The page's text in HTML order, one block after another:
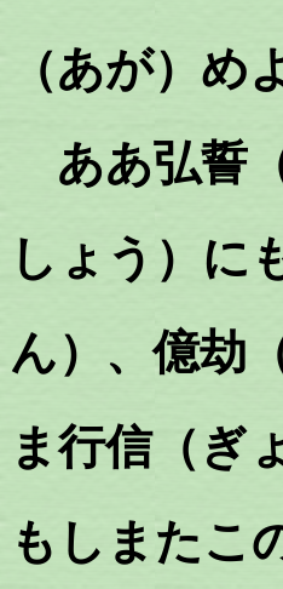
（あが）め
ああ弘誓
しょう）に
ん）、億劫
ま行信（ぎ
もしまたこ